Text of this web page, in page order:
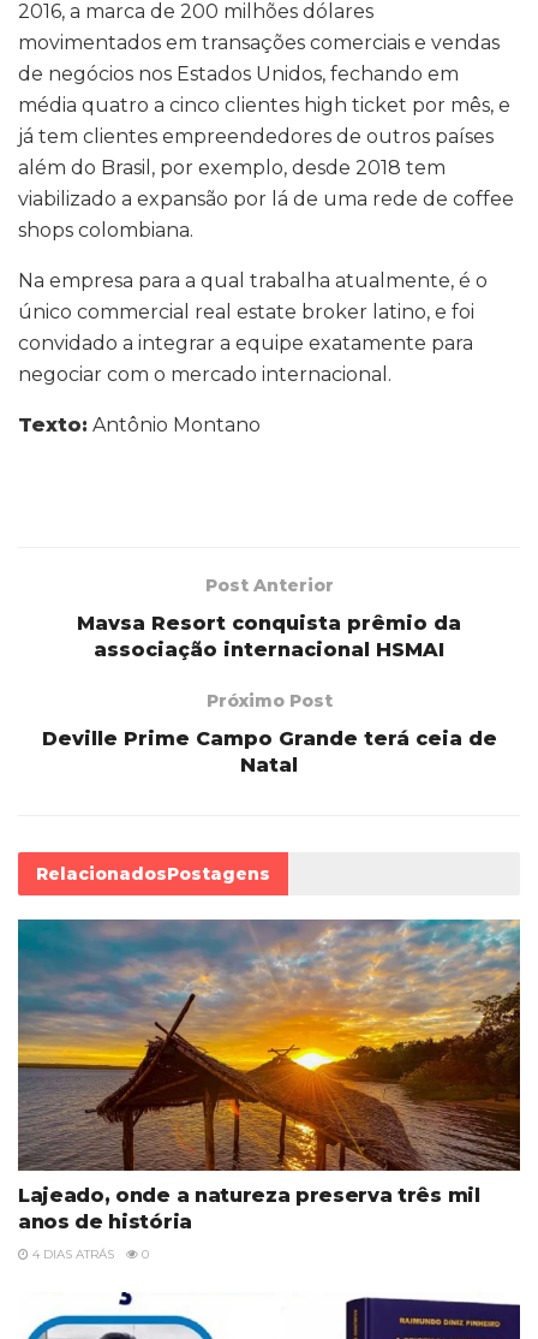
2016, a marca de 200 milhões dólares
movimentados em transações comerciais e vendas
de negócios nos Estados Unidos, fechando em
média quatro a cinco clientes high ticket por mês, e
já tem clientes empreendedores de outros países
além do Brasil, por exemplo, desde 2018 tem
viabilizado a expansão por lá de uma rede de coffee
shops colombiana.
Na empresa para a qual trabalha atualmente, é o
único commercial real estate broker latino, e foi
convidado a integrar a equipe exatamente para
negociar com o mercado internacional.
Texto: Antônio Montano
Post Anterior
Mavsa Resort conquista prêmio da
associação internacional HSMAI
Próximo Post
Deville Prime Campo Grande terá ceia de
Natal
RelacionadosPostagens
Lajeado, onde a natureza preserva três mil
anos de história
4 DIAS ATRÁS 0